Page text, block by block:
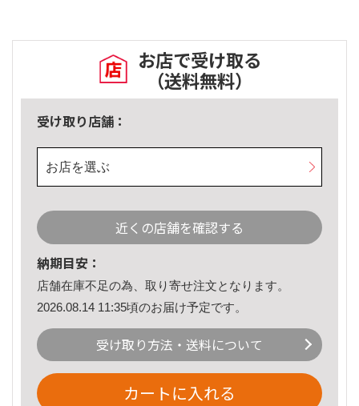
お店で受け取る
（送料無料）
受け取り店舗：
お店を選ぶ
近くの店舗を確認する
納期目安：
店舗在庫不足の為、取り寄せ注文となります。
2026.08.14 11:35頃のお届け予定です。
受け取り方法・送料について
カートに入れる